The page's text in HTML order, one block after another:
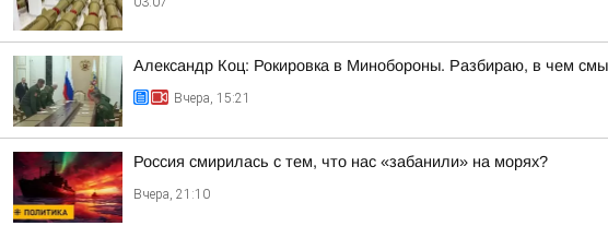
Александр Коц: Рокировка в Минобороны. Разбираю, в чем
Вчера, 15:21
Россия смирилась с тем, что нас «забанили» на морях?
Вчера, 21:10